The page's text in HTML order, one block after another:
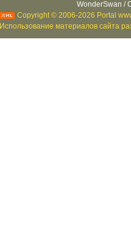
WonderSwan /
Copyright © 2006-2026 Portal
Использование материалов сайта